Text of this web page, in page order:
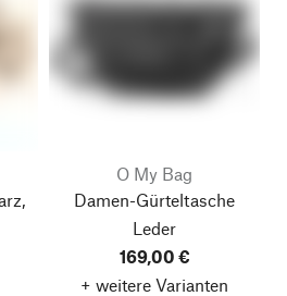
O My Bag
Damen-Gürteltasche
Leder
169,00 €
+ weitere Varianten